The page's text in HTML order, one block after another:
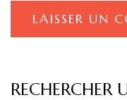
RECHERCHER